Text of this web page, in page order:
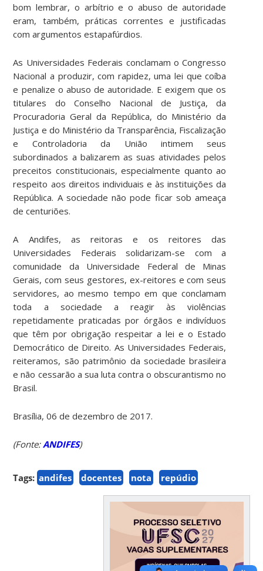
bom lembrar, o arbítrio e o abuso de autoridade
eram, também, práticas correntes e justificadas
com argumentos estapafúrdios.
As Universidades Federais conclamam o Congresso
Nacional a produzir, com rapidez, uma lei que coíba
e penalize o abuso de autoridade. E exigem que os
titulares do Conselho Nacional de Justiça, da
Procuradoria Geral da República, do Ministério da
Justiça e do Ministério da Transparência, Fiscalização
e Controladoria da União intimem seus
subordinados a balizarem as suas atividades pelos
preceitos constitucionais, especialmente quanto ao
respeito aos direitos individuais e às instituições da
República. A sociedade não pode ficar sob ameaça
de centuriões.
A Andifes, as reitoras e os reitores das
Universidades Federais solidarizam-se com a
comunidade da Universidade Federal de Minas
Gerais, com seus gestores, ex-reitores e com seus
servidores, ao mesmo tempo em que conclamam
toda a sociedade a reagir às violências
repetidamente praticadas por órgãos e indivíduos
que têm por obrigação respeitar a lei e o Estado
Democrático de Direito. As Universidades Federais,
reiteramos, são patrimônio da sociedade brasileira
e não cessarão a sua luta contra o obscurantismo no
Brasil.
Brasília, 06 de dezembro de 2017.
(Fonte:ANDIFES)
Tags: andifes docentes nota repúdio